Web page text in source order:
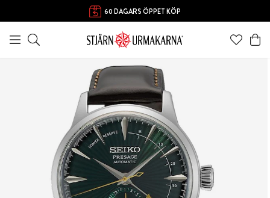
60 DAGARS ÖPPET KÖP